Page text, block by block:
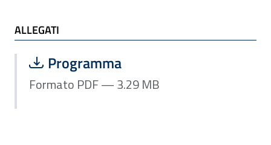
ALLEGATI
ALLEGATI
Scarica file:
Programma
Formato PDF — Dimensione 3.29 MB
Formato PDF — 3.29 MB